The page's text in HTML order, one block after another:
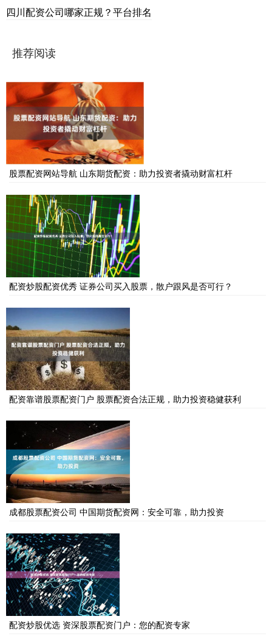
四川配资公司哪家正规？平台排名
推荐阅读
股票配资网站导航 山东期货配资：助力投资者撬动财富杠杆
配资炒股配资优秀 证券公司买入股票，散户跟风是否可行？
配资靠谱股票配资门户 股票配资合法正规，助力投资稳健获利
成都股票配资公司 中国期货配资网：安全可靠，助力投资
配资炒股优选 资深股票配资门户：您的配资专家